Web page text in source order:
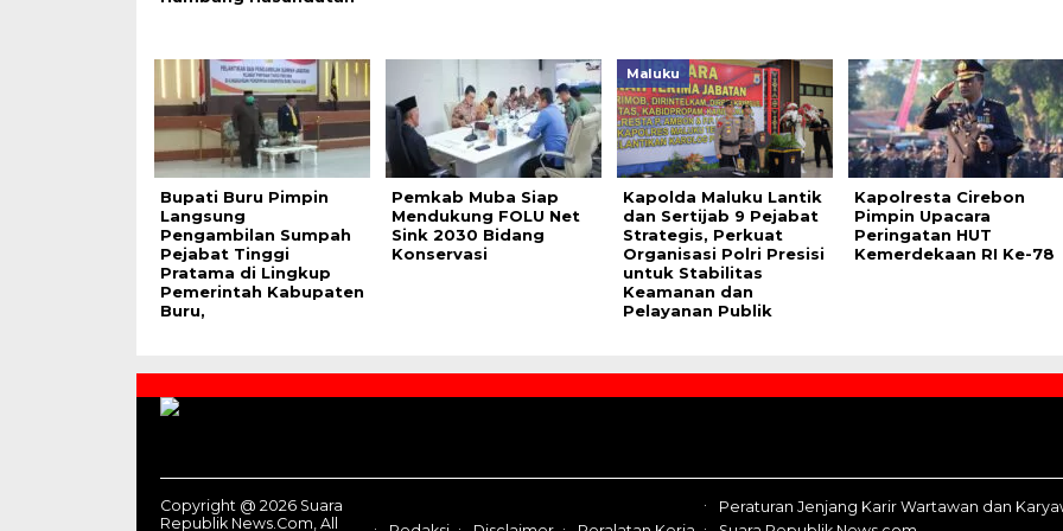
Bupati Buru Pimpin
Langsung
Pengambilan Sumpah
Pejabat Tinggi
Pratama di Lingkup
Pemerintah Kabupaten
Buru,
Pemkab Muba Siap
Mendukung FOLU Net
Sink 2030 Bidang
Konservasi
Maluku
Kapolda Maluku Lantik
dan Sertijab 9 Pejabat
Strategis, Perkuat
Organisasi Polri Presisi
untuk Stabilitas
Keamanan dan
Pelayanan Publik
Kapolresta Cirebon
Pimpin Upacara
Peringatan HUT
Kemerdekaan RI Ke-78
Copyright @ 2026 Suara
Republik News.Com, All
Peraturan Jenjang Karir Wartawan dan